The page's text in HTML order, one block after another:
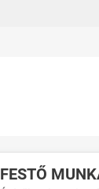
FESTŐ